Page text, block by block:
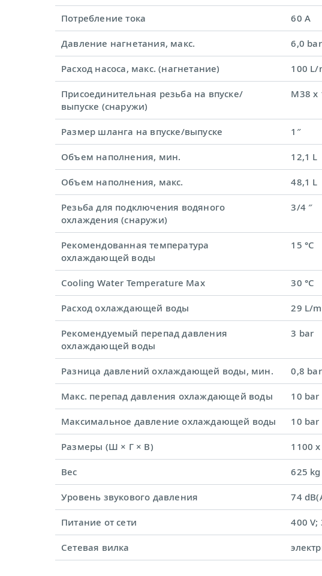
Потребление тока 60 A
Давление нагнетания, макс. 6,0 bar
Расход насоса, макс. (нагнетание) 100 L/
Присоединительная резьба на впуске/
выпуске (снаружи)
M38 x
Размер шланга на впуске/выпуске 1″
Объем наполнения, мин. 12,1 L
Объем наполнения, макс. 48,1 L
Резьба для подключения водяного
охлаждения (снаружи)
3/4 ″
Рекомендованная температура
охлаждающей воды
15 °C
Cooling Water Temperature Max 30 °C
Расход охлаждающей воды 29 L/
Рекомендуемый перепад давления
охлаждающей воды
3 bar
Разница давлений охлаждающей воды, мин. 0,8 bar
Макс. перепад давления охлаждающей воды 10 bar
Максимальное давление охлаждающей воды 10 bar
Размеры (Ш × Г × В) 1100
Вес 625 kg
Уровень звукового давления 74
Питание от сети 400 V;
Сетевая вилка